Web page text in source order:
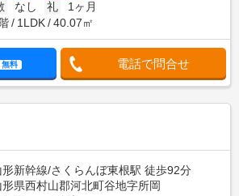
なし 礼
1ヶ月
1LDK 40.07㎡
無料 電話で問合せ
形新幹線/さくらんぼ東根駅 徒歩92分
形県西村山郡河北町谷地字所岡